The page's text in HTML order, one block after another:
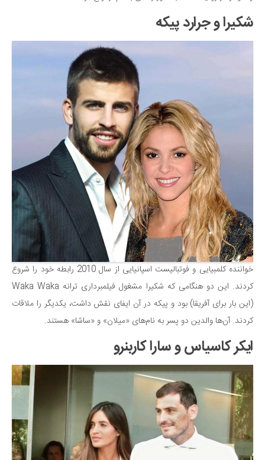
شکیرا و جرارد پیکه
خواننده کلمبیایی و فوتبالیست اسپانیایی از سال 2010 رابطه خود را شروع
کردند. این دو هنگامی که شکیرا مشغول فیلمبرداری ترانه Waka Waka
(این بار برای آفریقا) بود و پیکه در آن ایفای نقش داشت، یکدیگر را ملاقات
کردند. آن‌ها والدین دو پسر به نام‌های «میلان» و «ساشا» هستند.
ایکر کاسیاس و سارا کاربنرو